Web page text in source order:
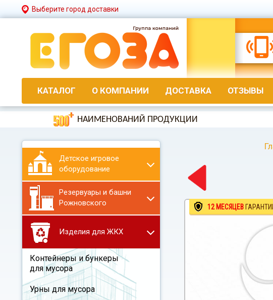
Выберите город доставки
КАТАЛОГ О КОМПАНИИ ДОСТАВКА ОТЗЫВЫ
НАИМЕНОВАНИЙ ПРОДУКЦИИ
Детское игровое
оборудование
Резервуары и башни
Рожновского
Изделия для ЖКХ
Контейнеры и бункеры
для мусора
Урны для мусора
12 МЕСЯЦЕВ